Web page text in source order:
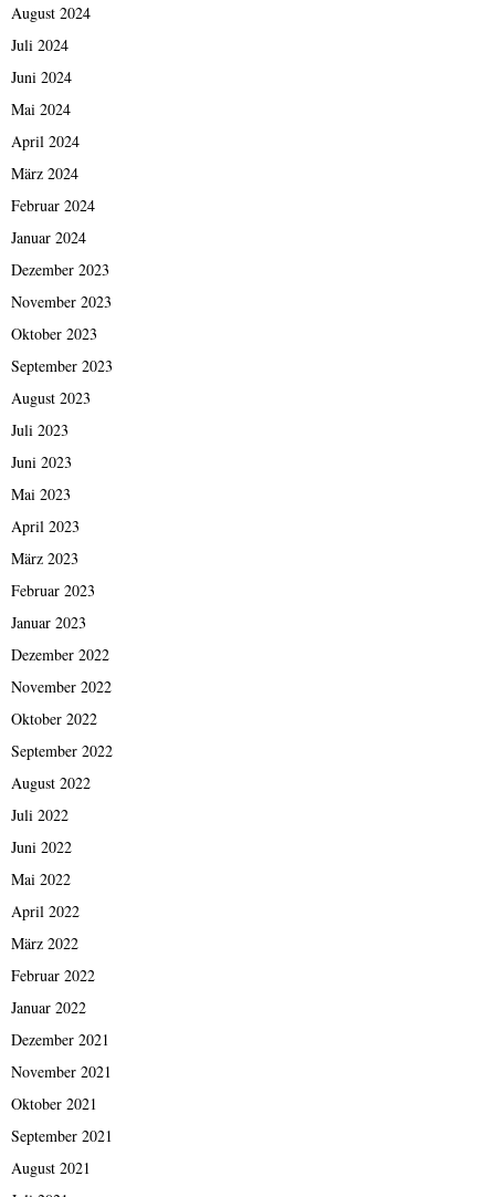
August 2024
Juli 2024
Juni 2024
Mai 2024
April 2024
März 2024
Februar 2024
Januar 2024
Dezember 2023
November 2023
Oktober 2023
September 2023
August 2023
Juli 2023
Juni 2023
Mai 2023
April 2023
März 2023
Februar 2023
Januar 2023
Dezember 2022
November 2022
Oktober 2022
September 2022
August 2022
Juli 2022
Juni 2022
Mai 2022
April 2022
März 2022
Februar 2022
Januar 2022
Dezember 2021
November 2021
Oktober 2021
September 2021
August 2021